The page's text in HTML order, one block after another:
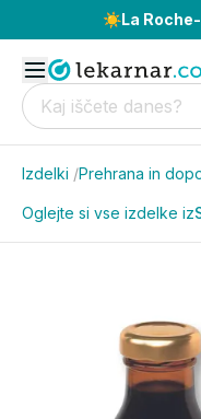
☀️La
Izdelki /Prehrana in
Oglejte si vse izdelke iz